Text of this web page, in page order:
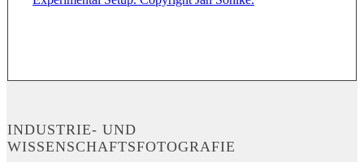
INDUSTRIE- UND
WISSENSCHAFTSFOTOGRAFIE